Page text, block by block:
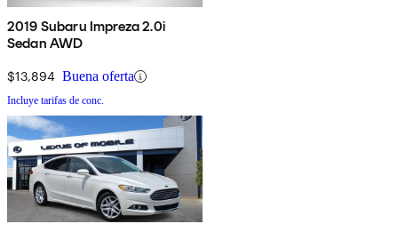
2019 Subaru Impreza 2.0i
Sedan AWD
$13,894 Buena oferta
Incluye tarifas de conc.